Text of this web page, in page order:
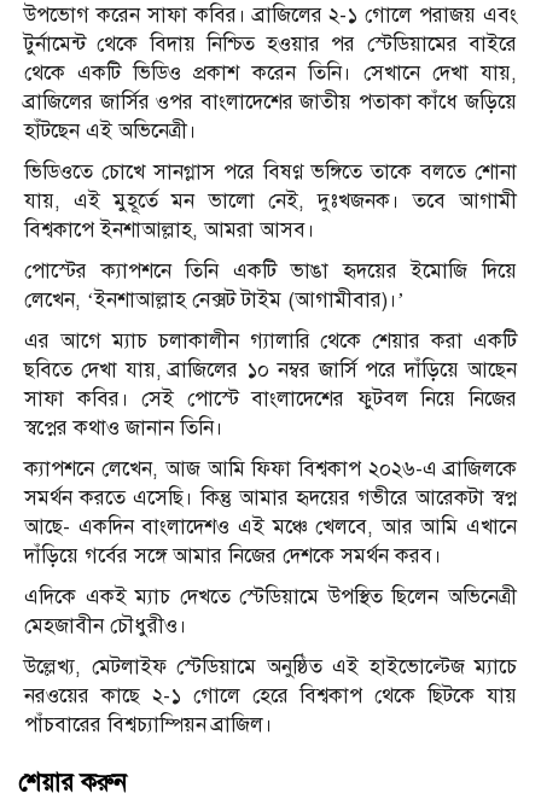
উপভোগ করেন সাফা কবির। ব্রাজিলের ২-১ গোলে পরাজয় এবং
টুর্নামেন্ট থেকে বিদায় নিশ্চিত হওয়ার পর স্টেডিয়ামের বাইরে
থেকে একটি ভিডিও প্রকাশ করেন তিনি। সেখানে দেখা যায়,
ব্রাজিলের জার্সির ওপর বাংলাদেশের জাতীয় পতাকা কাঁধে জড়িয়ে
হাঁটছেন এই অভিনেত্রী।
ভিডিওতে চোখে সানগ্লাস পরে বিষণ্ণ ভঙ্গিতে তাকে বলতে শোনা
যায়, এই মুহূর্তে মন ভালো নেই, দুঃখজনক। তবে আগামী
বিশ্বকাপে ইনশাআল্লাহ, আমরা আসব।
পোস্টের ক্যাপশনে তিনি একটি ভাঙা হৃদয়ের ইমোজি দিয়ে
লেখেন, ‘ইনশাআল্লাহ নেক্সট টাইম (আগামীবার)।’
এর আগে ম্যাচ চলাকালীন গ্যালারি থেকে শেয়ার করা একটি
ছবিতে দেখা যায়, ব্রাজিলের ১০ নম্বর জার্সি পরে দাঁড়িয়ে আছেন
সাফা কবির। সেই পোস্টে বাংলাদেশের ফুটবল নিয়ে নিজের
স্বপ্নের কথাও জানান তিনি।
ক্যাপশনে লেখেন, আজ আমি ফিফা বিশ্বকাপ ২০২৬-এ ব্রাজিলকে
সমর্থন করতে এসেছি। কিন্তু আমার হৃদয়ের গভীরে আরেকটা স্বপ্ন
আছে- একদিন বাংলাদেশও এই মঞ্চে খেলবে, আর আমি এখানে
দাঁড়িয়ে গর্বের সঙ্গে আমার নিজের দেশকে সমর্থন করব।
এদিকে একই ম্যাচ দেখতে স্টেডিয়ামে উপস্থিত ছিলেন অভিনেত্রী
মেহজাবীন চৌধুরীও।
উল্লেখ্য, মেটলাইফ স্টেডিয়ামে অনুষ্ঠিত এই হাইভোল্টেজ ম্যাচে
নরওয়ের কাছে ২-১ গোলে হেরে বিশ্বকাপ থেকে ছিটকে যায়
পাঁচবারের বিশ্বচ্যাম্পিয়ন ব্রাজিল।
শেয়ার করুন